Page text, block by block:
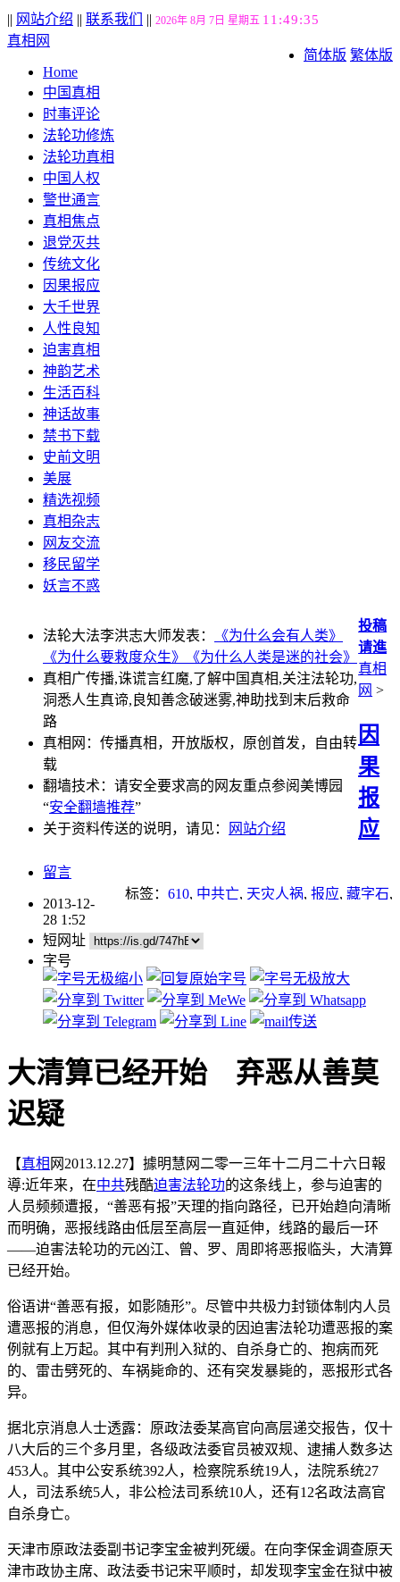
|| 网站介绍 || 联系我们 || 2026年 8月 7日 星期五 11:49:36
简体版 繁体版
真相网
Home
中国真相
时事评论
法轮功修炼
法轮功真相
中国人权
警世通言
真相焦点
退党灭共
传统文化
因果报应
大千世界
人性良知
迫害真相
神韵艺术
生活百科
神话故事
禁书下载
史前文明
美展
精选视频
真相杂志
网友交流
移民留学
妖言不惑
法轮大法李洪志大师发表：
《为什么会有人类》
《为什么要救度众生》
《为什么人类是迷的社会》
真相广传播,诛谎言红魔,了解中国真相,关注法轮功,
洞悉人生真谛,良知善念破迷雾,神助找到末后救命
路
真相网：传播真相，开放版权，原创首发，自由转
载
翻墙技术：请安全要求高的网友重点参阅美博园
“安全翻墙推荐”
关于资料传送的说明，请见：
网站介绍
投稿
请進
真相
网 >
因
果
报
应
留言
标签： 610, 中共亡, 天灾人祸, 报应, 藏字石,
2013-12-
28 1:52
短网址
字号
大清算已经开始 弃恶从善莫
迟疑
【真相 网2013.12.27】據明慧网二零一三年十二月二十六日報
導:近年来，在中共残酷迫害法轮功的这条线上，参与迫害的
人员频频遭报，“善恶有报”天理的指向路径，已开始趋向清晰
而明确，恶报线路由低层至高层一直延伸，线路的最后一环
——迫害法轮功的元凶江、曾、罗、周即将恶报临头，大清算
已经开始。
俗语讲“善恶有报，如影随形”。尽管中共极力封锁体制内人员
遭恶报的消息，但仅海外媒体收录的因迫害法轮功遭恶报的案
例就有上万起。其中有判刑入狱的、自杀身亡的、抱病而死
的、雷击劈死的、车祸毙命的、还有突发暴毙的，恶报形式各
异。
据北京消息人士透露：原政法委某高官向高层递交报告，仅十
八大后的三个多月里，各级政法委官员被双规、逮捕人数多达
453人。其中公安系统392人，检察院系统19人，法院系统27
人，司法系统5人，非公检法司系统10人，还有12名政法高官
自杀身亡。
天津市原政法委副书记李宝金被判死缓。在向李保金调查原天
津市政协主席、政法委书记宋平顺时，却发现李宝金在狱中被